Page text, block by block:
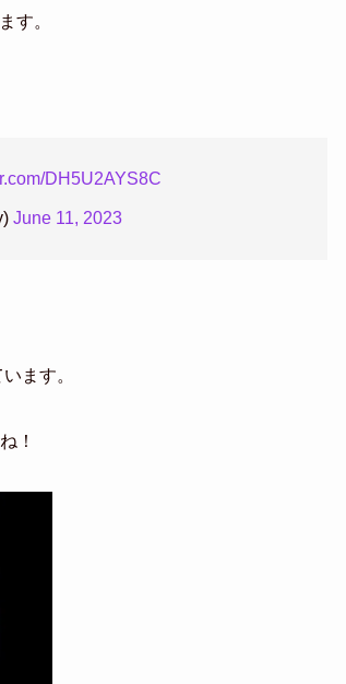
す。
DH5U2AYS8C
June 11, 2023
ます。
！